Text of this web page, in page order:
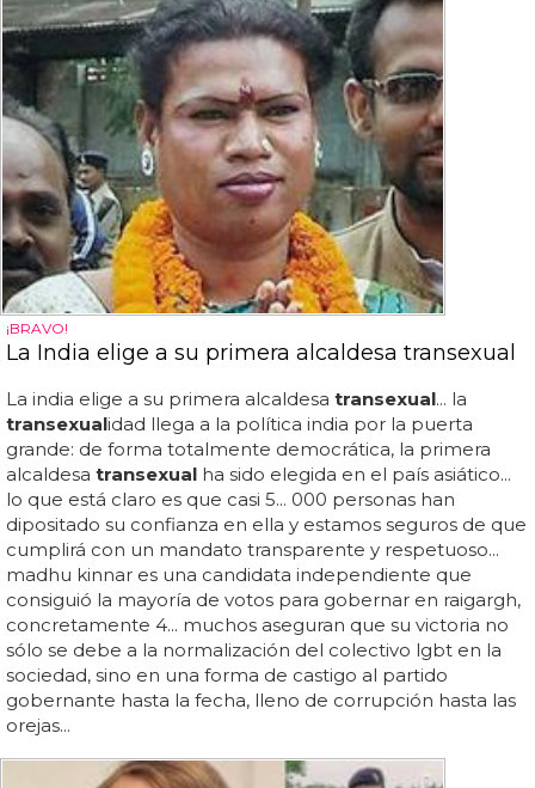
¡BRAVO!
La India elige a su primera alcaldesa transexual
La india elige a su primera alcaldesa transexual... la
transexualidad llega a la política india por la puerta
grande: de forma totalmente democrática, la primera
alcaldesa transexual ha sido elegida en el país asiático...
lo que está claro es que casi 5... 000 personas han
dipositado su confianza en ella y estamos seguros de que
cumplirá con un mandato transparente y respetuoso...
madhu kinnar es una candidata independiente que
consiguió la mayoría de votos para gobernar en raigargh,
concretamente 4... muchos aseguran que su victoria no
sólo se debe a la normalización del colectivo lgbt en la
sociedad, sino en una forma de castigo al partido
gobernante hasta la fecha, lleno de corrupción hasta las
orejas...